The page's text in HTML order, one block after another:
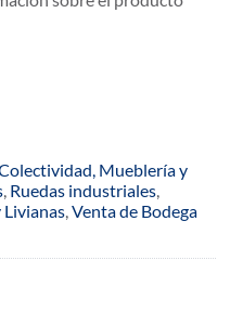
Mueblería y
Ruedas industriales
Livianas Venta de Bodega